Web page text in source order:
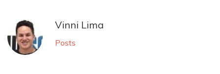
Vinni Lima
Posts